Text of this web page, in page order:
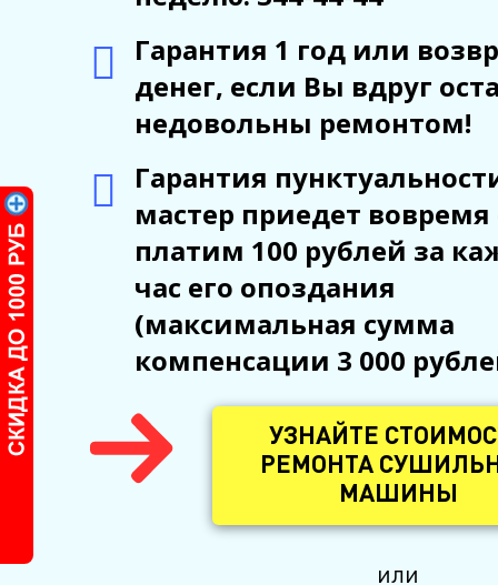
Гарантия 1 год или
денег, если Вы вдруг
недовольны ремонтом!
Гарантия
мастер приедет
платим 100 рублей за
час его опоздания
(максимальная сумма
компенсации 3 000
УЗНАЙТЕ
РЕМОНТА
МАШИНЫ
или